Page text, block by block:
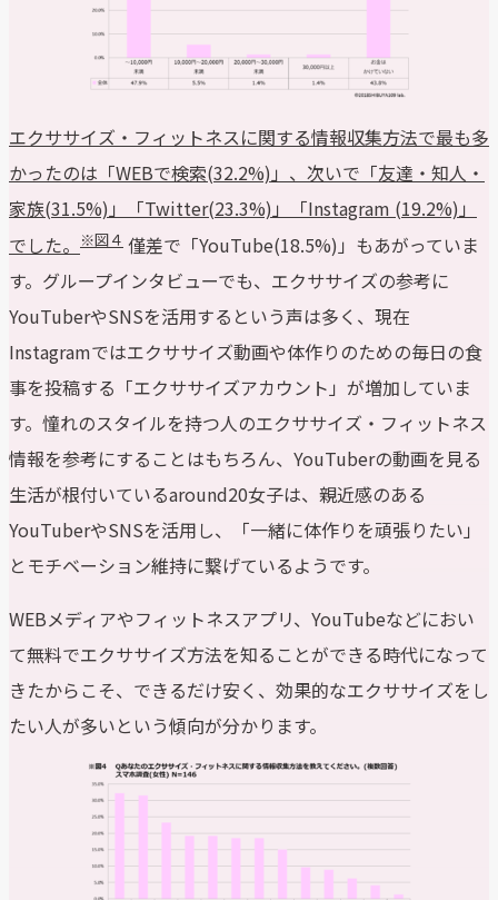
エクササイズ・フィットネスに関する情報収集方法で最も多
かったのは「WEBで検索(32.2%)」、次いで「友達・知人・
家族(31.5%)」「Twitter(23.3%)」「Instagram (19.2%)」
でした。
※図４ 僅差で「YouTube(18.5%)」もあがっていま
す。グループインタビューでも、エクササイズの参考に
YouTuberやSNSを活用するという声は多く、現在
Instagramではエクササイズ動画や体作りのための毎日の食
事を投稿する「エクササイズアカウント」が増加していま
す。憧れのスタイルを持つ人のエクササイズ・フィットネス
情報を参考にすることはもちろん、YouTuberの動画を見る
生活が根付いているaround20女子は、親近感のある
YouTuberやSNSを活用し、「一緒に体作りを頑張りたい」
とモチベーション維持に繋げているようです。
WEBメディアやフィットネスアプリ、YouTubeなどにおい
て無料でエクササイズ方法を知ることができる時代になって
きたからこそ、できるだけ安く、効果的なエクササイズをし
たい人が多いという傾向が分かります。